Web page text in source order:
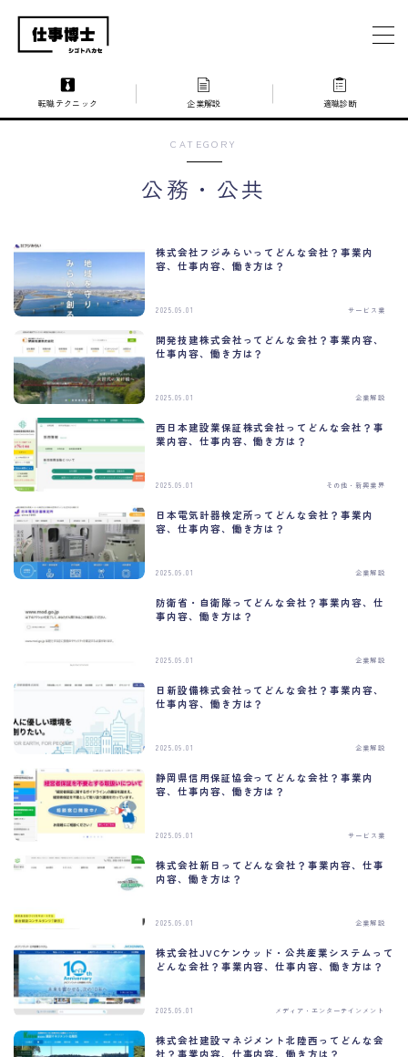
転職テクニック 企業解説 適職診断
CATEGORY
公務・公共
株式会社フジみらいってどんな会社？事業内
容、仕事内容、働き方は？
2025.09.01 サービス業
開発技建株式会社ってどんな会社？事業内容、
仕事内容、働き方は？
2025.09.01 企業解説
西日本建設業保証株式会社ってどんな会社？事
業内容、仕事内容、働き方は？
2025.09.01 その他・新興業界
日本電気計器検定所ってどんな会社？事業内
容、仕事内容、働き方は？
2025.09.01 企業解説
防衛省・自衛隊ってどんな会社？事業内容、仕
事内容、働き方は？
2025.09.01 企業解説
日新設備株式会社ってどんな会社？事業内容、
仕事内容、働き方は？
2025.09.01 企業解説
静岡県信用保証協会ってどんな会社？事業内
容、仕事内容、働き方は？
2025.09.01 サービス業
株式会社新日ってどんな会社？事業内容、仕事
内容、働き方は？
2025.09.01 企業解説
株式会社JVCケンウッド・公共産業システムって
どんな会社？事業内容、仕事内容、働き方は？
2025.09.01 メディア・エンターテインメント
株式会社建設マネジメント北陸西ってどんな会
社？事業内容、仕事内容、働き方は？